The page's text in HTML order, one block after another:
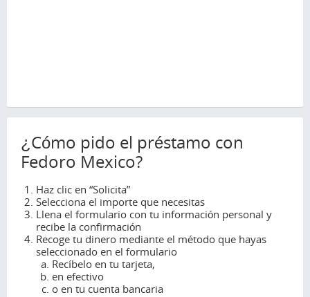
¿Cómo pido el préstamo con
Fedoro Mexico?
Haz clic en “Solicita”
Selecciona el importe que necesitas
Llena el formulario con tu información personal y
recibe la confirmación
Recoge tu dinero mediante el método que hayas
seleccionado en el formulario
Recíbelo en tu tarjeta,
en efectivo
o en tu cuenta bancaria